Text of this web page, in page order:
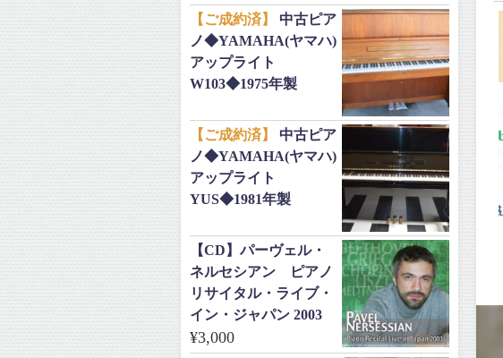
【ご成約済】
中古ピア
ノ◆YAMAHA(ヤマハ)
アップライト
W103◆1975年製
【ご成約済】
中古ピア
ノ◆YAMAHA(ヤマハ)
アップライト
YUS◆1981年製
【CD】パーヴェル・
ネルセシアン ピアノ
リサイタル・ライブ・
イン・ジャパン 2003
¥3,000